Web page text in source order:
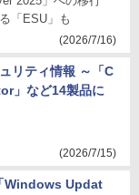
「ESU」も
(2026/7/16)
リティ情報 ～「C
」など14製品に
(2026/7/15)
Windows Updat